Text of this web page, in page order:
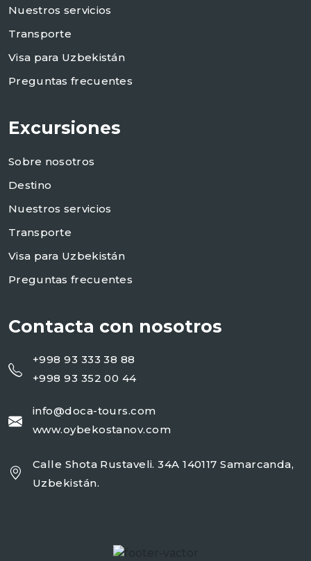
Nuestros servicios
Transporte
Visa para Uzbekistán
Preguntas frecuentes
Excursiones
Sobre nosotros
Destino
Nuestros servicios
Transporte
Visa para Uzbekistán
Preguntas frecuentes
Contacta con nosotros
+998 93 333 38 88
+998 93 352 00 44
info@doca-tours.com
www.oybekostanov.com
Calle Shota Rustaveli. 34A 140117 Samarcanda,
Uzbekistán.